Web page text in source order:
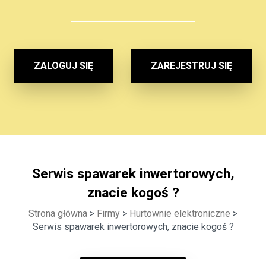
ZALOGUJ SIĘ ZAREJESTRUJ SIĘ
Serwis spawarek inwertorowych,
znacie kogoś ?
Strona główna > Firmy > Hurtownie elektroniczne >
Serwis spawarek inwertorowych, znacie kogoś ?